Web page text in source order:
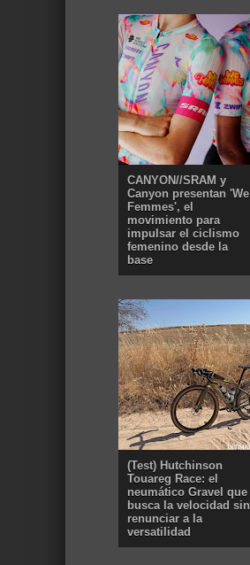
CANYON//SRAM y
Canyon presentan 'We
Femmes', el
movimiento para
impulsar el ciclismo
femenino desde la
base
(Test) Hutchinson
Touareg Race: el
neumático Gravel que
busca la velocidad sin
renunciar a la
versatilidad